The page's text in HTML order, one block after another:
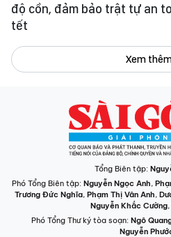
độ cồn, đảm bảo trật tự an
tết
Xem
Tổng Biên tập:
Phó Tổng Biên tập: Nguyễn Ngọc Anh,
Trương Đức Nghĩa, Phạm Thị Vân Anh,
Nguyễn Khắc Cường,
Phó Tổng Thư ký tòa soạn: Ngô
Nguyễn